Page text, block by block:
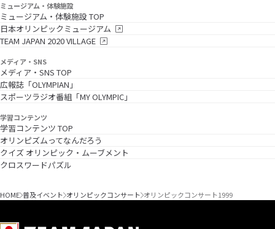
ミュージアム・体験施設
ミュージアム・体験施設 TOP
日本オリンピックミュージアム
TEAM JAPAN 2020 VILLAGE
メディア・SNS
メディア・SNS TOP
広報誌「OLYMPIAN」
スポーツラジオ番組「MY OLYMPIC」
学習コンテンツ
学習コンテンツ TOP
オリンピズムってなんだろう
クイズ オリンピック・ムーブメント
クロスワードパズル
HOME 普及イベント オリンピックコンサート オリンピックコンサート1999